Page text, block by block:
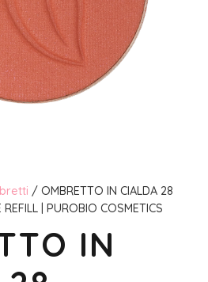
/ OMBRETTO IN CIALDA 28
| PUROBIO COSMETICS
IN